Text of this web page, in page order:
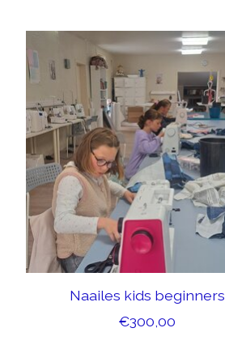
Items van productcarrousel
Naailes kids beginners
€300,00